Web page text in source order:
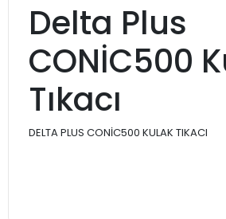
Delta Plus
CONİC500
Tıkacı
DELTA PLUS CONİC500 KULAK TIKACI